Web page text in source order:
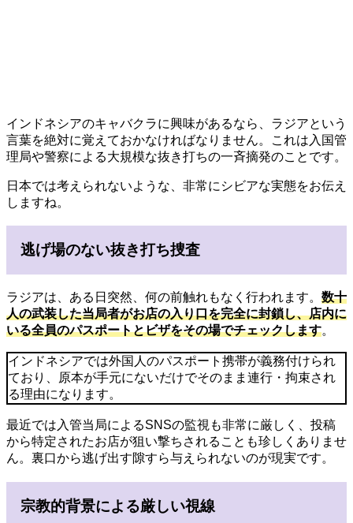
インドネシアのキャバクラに興味があるなら、ラジアという
言葉を絶対に覚えておかなければなりません。これは入国管
理局や警察による大規模な抜き打ちの一斉摘発のことです。
日本では考えられないような、非常にシビアな実態をお伝え
しますね。
逃げ場のない抜き打ち捜査
ラジアは、ある日突然、何の前触れもなく行われます。 数十
人の武装した当局者がお店の入り口を完全に封鎖し、店内に
いる全員のパスポートとビザをその場でチェックします。
インドネシアでは外国人のパスポート携帯が義務付けられ
ており、原本が手元にないだけでそのまま連行・拘束され
る理由になります。
最近では入管当局によるSNSの監視も非常に厳しく、投稿
から特定されたお店が狙い撃ちされることも珍しくありませ
ん。裏口から逃げ出す隙すら与えられないのが現実です。
宗教的背景による厳しい視線